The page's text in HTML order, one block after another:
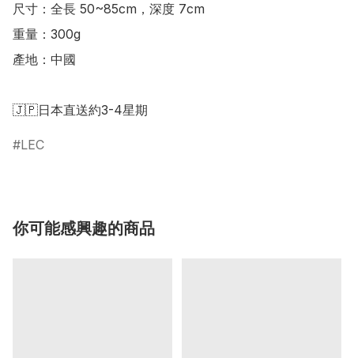
尺寸：全長 50~85cm，深度 7cm
重量：300g
產地：中國
🇯🇵日本直送約3-4星期
LEC
你可能感興趣的商品